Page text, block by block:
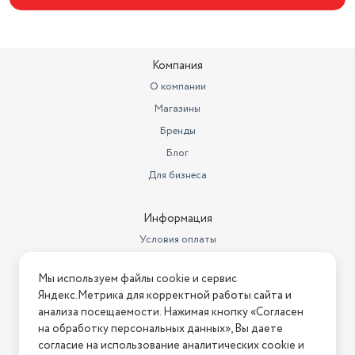
метрах
0.16
Компания
О компании
Магазины
Бренды
Блог
Для бизнеса
Информация
Условия оплаты
Условия возврата
Нашли ошибку на сайте? Напишите нам
2026 © Интернет-магазин "АстМаркет". У нас есть всё!
Мы используем файлы cookie и сервис
Яндекс.Метрика для корректной работы сайта и
анализа посещаемости. Нажимая кнопку «Согласен
на обработку персональных данных», Вы даете
согласие на использование аналитических cookie и